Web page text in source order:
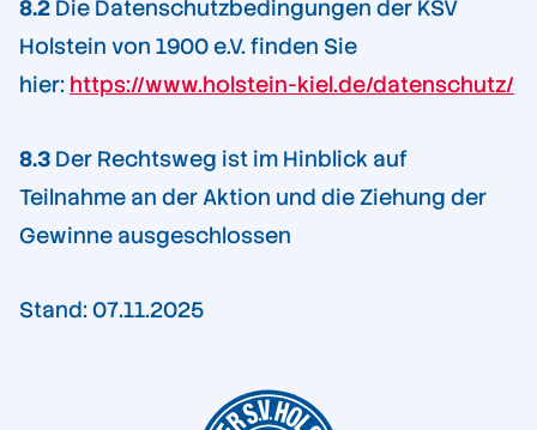
8.2 Die Datenschutzbedingungen der KSV
Holstein von 1900 e.V. finden Sie
hier: https://www.holstein-kiel.de/datenschutz/
8.3 Der Rechtsweg ist im Hinblick auf
Teilnahme an der Aktion und die Ziehung der
Gewinne ausgeschlossen
Stand: 07.11.2025